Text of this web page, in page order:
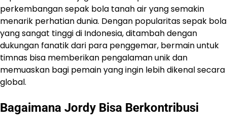
perkembangan sepak bola tanah air yang semakin
menarik perhatian dunia. Dengan popularitas sepak bola
yang sangat tinggi di Indonesia, ditambah dengan
dukungan fanatik dari para penggemar, bermain untuk
timnas bisa memberikan pengalaman unik dan
memuaskan bagi pemain yang ingin lebih dikenal secara
global.
Bagaimana Jordy Bisa Berkontribusi